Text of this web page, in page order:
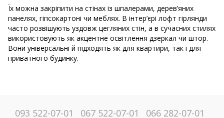
Їх можна закріпити на стінах із шпалерами, дерев’яних
панелях, гіпсокартоні чи меблях. В інтер’єрі лофт гірлянди
часто розвішують уздовж цегляних стін, а в сучасних стилях
використовують як акцентне освітлення дзеркал чи штор.
Вони універсальні й підходять як для квартири, так і для
приватного будинку.
093 522-07-01 067 522-07-01 066 282-07-01